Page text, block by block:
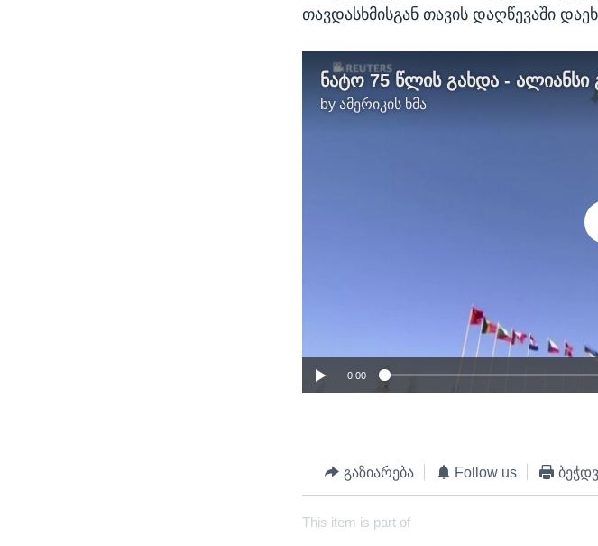
თავდასხმისგან თავის დაღწევაში
byამერიკის ხმა
No media
0:00
გაზიარება Follow us
This item is part of